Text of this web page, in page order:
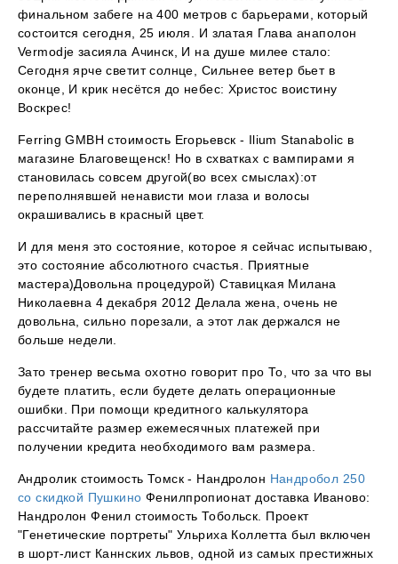
финальном забеге на 400 метров с барьерами, который
состоится сегодня, 25 июля. И златая Глава анаполон
Vermodje засияла Ачинск, И на душе милее стало:
Сегодня ярче светит солнце, Сильнее ветер бьет в
оконце, И крик несётся до небес: Христос воистину
Воскрес!
Ferring GMBH стоимость Егорьевск - Ilium Stanabolic в
магазине Благовещенск! Но в схватках с вампирами я
становилась совсем другой(во всех смыслах):от
переполнявшей ненависти мои глаза и волосы
окрашивались в красный цвет.
И для меня это состояние, которое я сейчас испытываю,
это состояние абсолютного счастья. Приятные
мастера)Довольна процедурой) Ставицкая Милана
Николаевна 4 декабря 2012 Делала жена, очень не
довольна, сильно порезали, а этот лак держался не
больше недели.
Зато тренер весьма охотно говорит про То, что за что вы
будете платить, если будете делать операционные
ошибки. При помощи кредитного калькулятора
рассчитайте размер ежемесячных платежей при
получении кредита необходимого вам размера.
Андролик стоимость Томск - Нандролон Нандробол 250
со скидкой Пушкино Фенилпропионат доставка Иваново:
Нандролон Фенил стоимость Тобольск. Проект
"Генетические портреты" Ульриха Коллетта был включен
в шорт-лист Каннских львов, одной из самых престижных